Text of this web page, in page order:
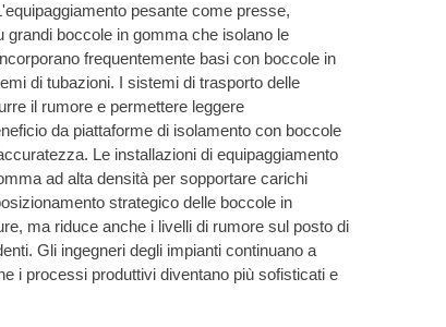
pesante come presse,
boccole in gomma che isolano le
frequentemente basi con boccole in
di tubazioni. I sistemi di trasporto delle
il rumore e permettere leggere
da piattaforme di isolamento con boccole
Le installazioni di equipaggiamento
ad alta densità per sopportare carichi
strategico delle boccole in
ma riduce anche i livelli di rumore sul posto di
Gli ingegneri degli impianti continuano a
i processi produttivi diventano più sofisticati e